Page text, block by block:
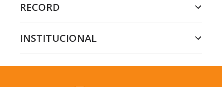
RECORD
INSTITUCIONAL